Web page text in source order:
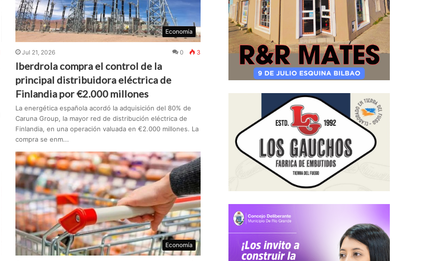
Economía
Jul 21, 2026 0 3
Iberdrola compra el control de la
principal distribuidora eléctrica de
Finlandia por €2.000 millones
La energética española acordó la adquisición del 80% de
Caruna Group, la mayor red de distribución eléctrica de
Finlandia, en una operación valuada en €2.000 millones. La
compra se enm...
Economía